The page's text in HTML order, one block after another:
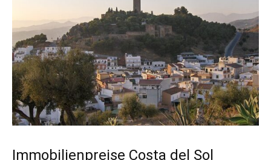
Immobilienpreise Costa del Sol